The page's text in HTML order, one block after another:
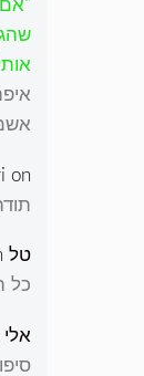
"אם
on
טל
כל
אלי